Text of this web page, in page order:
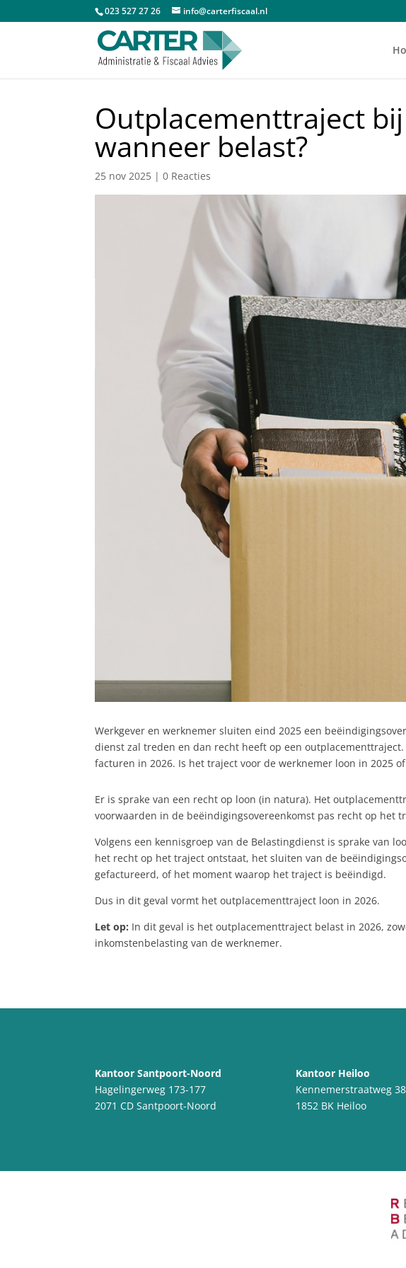
023 527 27 26 info@carterfiscaal.nl
Outplacementtraject
wanneer belast?
25 nov 2025 |0 Reacties
Werkgever en werknemer sluiten eind 2025 een
dienst zal treden en dan recht heeft op een
facturen in 2026. Is het traject voor de werknemer loon in 2025
Er is sprake van een recht op loon (in natura). Het
voorwaarden in de beëindigingsovereenkomst pas recht op het
Volgens een kennisgroep van de Belastingdienst is sprake van
het recht op het traject ontstaat, het sluiten van de
gefactureerd, of het moment waarop het traject is beëindigd.
Dus in dit geval vormt het outplacementtraject loon in 2026.
Let op: In dit geval is het outplacementtraject belast in 2026,
inkomstenbelasting van de werknemer.
Kantoor Santpoort-Noord
Hagelingerweg 173-177
2071 CD Santpoort-Noord
Kantoor Heiloo
Kennemerstraatweg
1852 BK Heiloo